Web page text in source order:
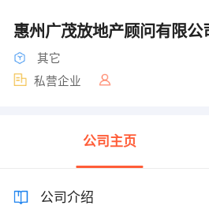
惠州广茂放地产顾问有限公
其它
私营企业
公司主页
公司介绍